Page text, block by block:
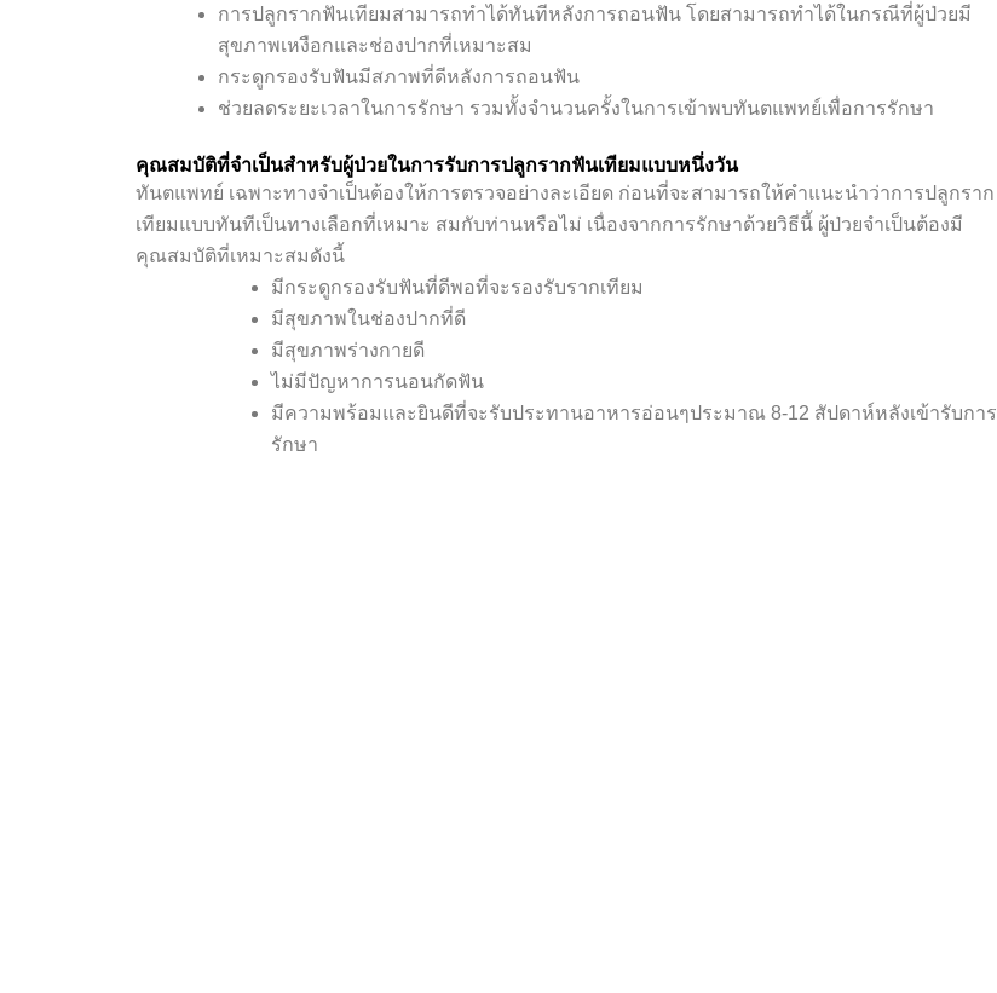
การปลูกรากฟันเทียมสามารถทำได้ทันทีหลังการถอนฟัน โดยสามารถทำได้ในกรณีที่ผู้ป่วยมี
สุขภาพเหงือกและช่องปากที่เหมาะสม
กระดูกรองรับฟันมีสภาพที่ดีหลังการถอนฟัน
ช่วยลดระยะเวลาในการรักษา รวมทั้งจำนวนครั้งในการเข้าพบทันตแพทย์เพื่อการรักษา
คุณสมบัติที่จำเป็นสำหรับผู้ป่วยในการรับการปลูกรากฟันเทียมแบบหนึ่งวัน
ทันตแพทย์ เฉพาะทางจำเป็นต้องให้การตรวจอย่างละเอียด ก่อนที่จะสามารถให้คำแนะนำว่าการปลูกราก
เทียมแบบทันทีเป็นทางเลือกที่เหมาะ สมกับท่านหรือไม่ เนื่องจากการรักษาด้วยวิธีนี้ ผู้ป่วยจำเป็นต้องมี
คุณสมบัติที่เหมาะสมดังนี้
มีกระดูกรองรับฟันที่ดีพอที่จะรองรับรากเทียม
มีสุขภาพในช่องปากที่ดี
มีสุขภาพร่างกายดี
ไม่มีปัญหาการนอนกัดฟัน
มีความพร้อมและยินดีที่จะรับประทานอาหารอ่อนๆประมาณ 8-12 สัปดาห์หลังเข้ารับการ
รักษา